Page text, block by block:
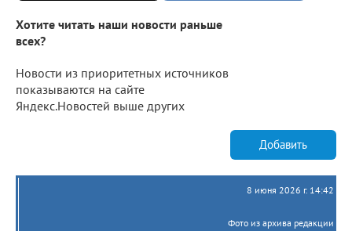
Хотите читать наши новости раньше
всех?
Новости из приоритетных источников
показываются на сайте
Яндекс.Новостей выше других
Добавить
8 июня 2026 г. 14:42
Фото из архива редакции